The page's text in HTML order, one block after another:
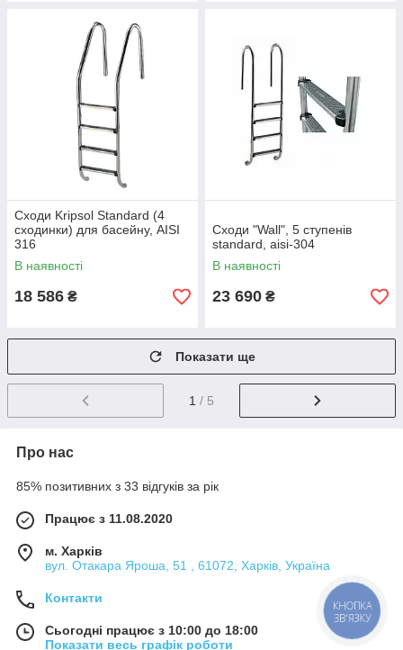
Сходи Kripsol Standard (4
сходинки) для басейну, AISI
316
В наявності
18 586 ₴
Сходи "Wall", 5 ступенів
standard, aisi-304
В наявності
23 690 ₴
Показати ще
1 / 5
Про нас
85% позитивних з 33 відгуків за рік
Працює з 11.08.2020
м. Харків
вул. Отакара Яроша, 51 , 61072, Харків, Україна
Контакти
Сьогодні працює з 10:00 до 18:00
Показати весь графік роботи
КНОПКА
ЗВ'ЯЗКУ